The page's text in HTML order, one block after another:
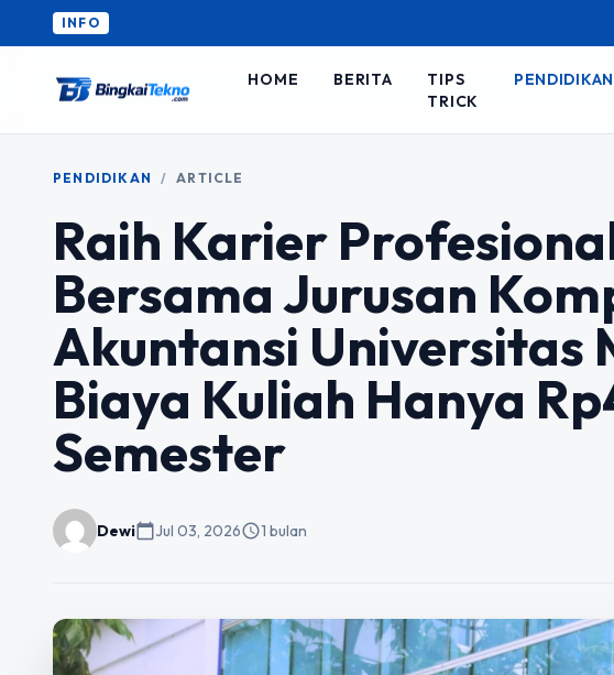
INFO
HOME BERITA
TIPS
TRICK
PENDIDIKAN
PENDIDIKAN / ARTICLE
Raih Karier
Bersama Jurusan
Akuntansi Universitas
Biaya Kuliah Hanya
Semester
Dewicalendar_todayJul 03, 2026schedule1 bulan